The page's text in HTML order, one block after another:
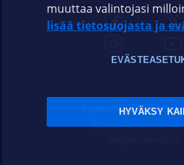
Sopimusehdot
Sääntelyviranomaiset
muuttaa valintojasi
lisää tietosuojasta ja
HYVÄKSY